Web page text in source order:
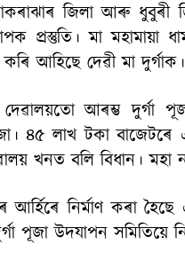
জিলা আৰু ধুবুৰী
প্ৰস্তুতি। মা
আহিছে দেৱী মা দুৰ্গাক।
দেৱালয়তো আৰম্ভ দুৰ্গা
৪৫ লাখ টকা
খনত বলি বিধান। মহা
আৰ্হিৰে নিৰ্মাণ কৰা
পূজা উদযাপন সমিতিয়ে